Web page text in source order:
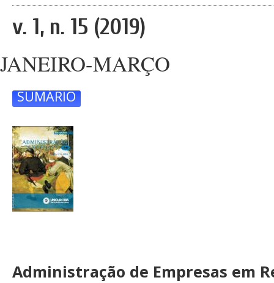
v. 1, n. 15 (2019)
JANEIRO-MARÇO
SUMÁRIO
Administração de Empresas em